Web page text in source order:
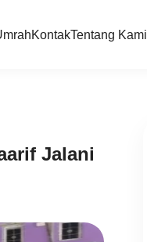
KontakTentang Kami
Jalani